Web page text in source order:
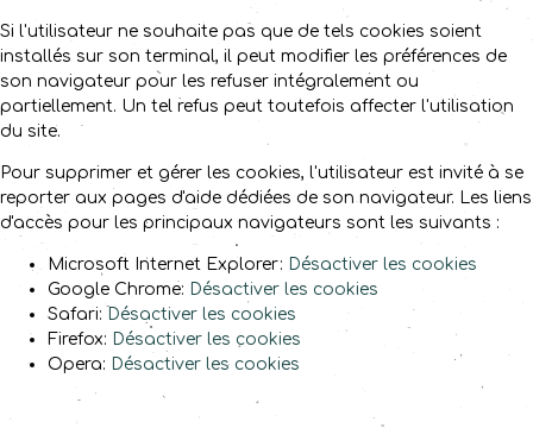
Si l'utilisateur ne souhaite pas que de tels cookies soient
installés sur son terminal, il peut modifier les préférences de
son navigateur pour les refuser intégralement ou
partiellement. Un tel refus peut toutefois affecter l'utilisation
du site.
Pour supprimer et gérer les cookies, l'utilisateur est invité à se
reporter aux pages d'aide dédiées de son navigateur. Les liens
d'accès pour les principaux navigateurs sont les suivants :
Microsoft Internet Explorer: Désactiver les cookies
Google Chrome: Désactiver les cookies
Safari: Désactiver les cookies
Firefox: Désactiver les cookies
Opera: Désactiver les cookies